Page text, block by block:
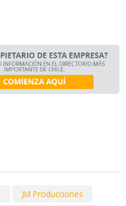
JM Producciones